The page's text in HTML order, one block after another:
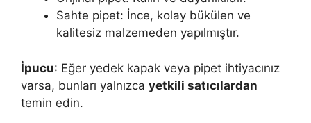
Sahte pipet: İnce, kolay bükülen ve
kalitesiz malzemeden yapılmıştır.
İpucu: Eğer yedek kapak veya pipet ihtiyacınız
varsa, bunları yalnızca yetkili satıcılardan
temin edin.